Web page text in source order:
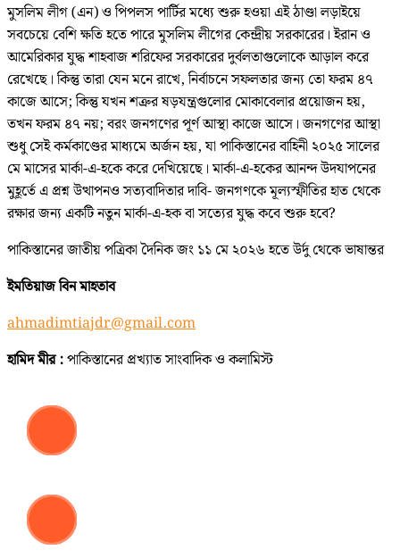
মুসলিম লীগ (এন) ও পিপলস পার্টির মধ্যে শুরু হওয়া এই ঠাণ্ডা লড়াইয়ে
সবচেয়ে বেশি ক্ষতি হতে পারে মুসলিম লীগের কেন্দ্রীয় সরকারের। ইরান ও
আমেরিকার যুদ্ধ শাহবাজ শরিফের সরকারের দুর্বলতাগুলোকে আড়াল করে
রেখেছে। কিন্তু তারা যেন মনে রাখে, নির্বাচনে সফলতার জন্য তো ফরম ৪৭
কাজে আসে; কিন্তু যখন শত্রুর ষড়যন্ত্রগুলোর মোকাবেলার প্রয়োজন হয়,
তখন ফরম ৪৭ নয়; বরং জনগণের পূর্ণ আস্থা কাজে আসে। জনগণের আস্থা
শুধু সেই কর্মকাণ্ডের মাধ্যমে অর্জন হয়, যা পাকিস্তানের বাহিনী ২০২৫ সালের
মে মাসের মার্কা-এ-হকে করে দেখিয়েছে। মার্কা-এ-হকের আনন্দ উদযাপনের
মুহূর্তে এ প্রশ্ন উত্থাপনও সত্যবাদিতার দাবি- জনগণকে মূল্যস্ফীতির হাত থেকে
রক্ষার জন্য একটি নতুন মার্কা-এ-হক বা সত্যের যুদ্ধ কবে শুরু হবে?
পাকিস্তানের জাতীয় পত্রিকা দৈনিক জং ১১ মে ২০২৬ হতে উর্দু থেকে ভাষান্তর
ইমতিয়াজ বিন মাহতাব
ahmadimtiajdr@gmail.com
হামিদ মীর :পাকিস্তানের প্রখ্যাত সাংবাদিক ও কলামিস্ট